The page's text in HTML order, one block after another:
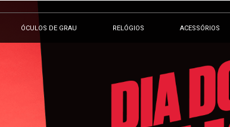
ÓCULOS DE GRAU RELÓGIOS ACESSÓRIOS